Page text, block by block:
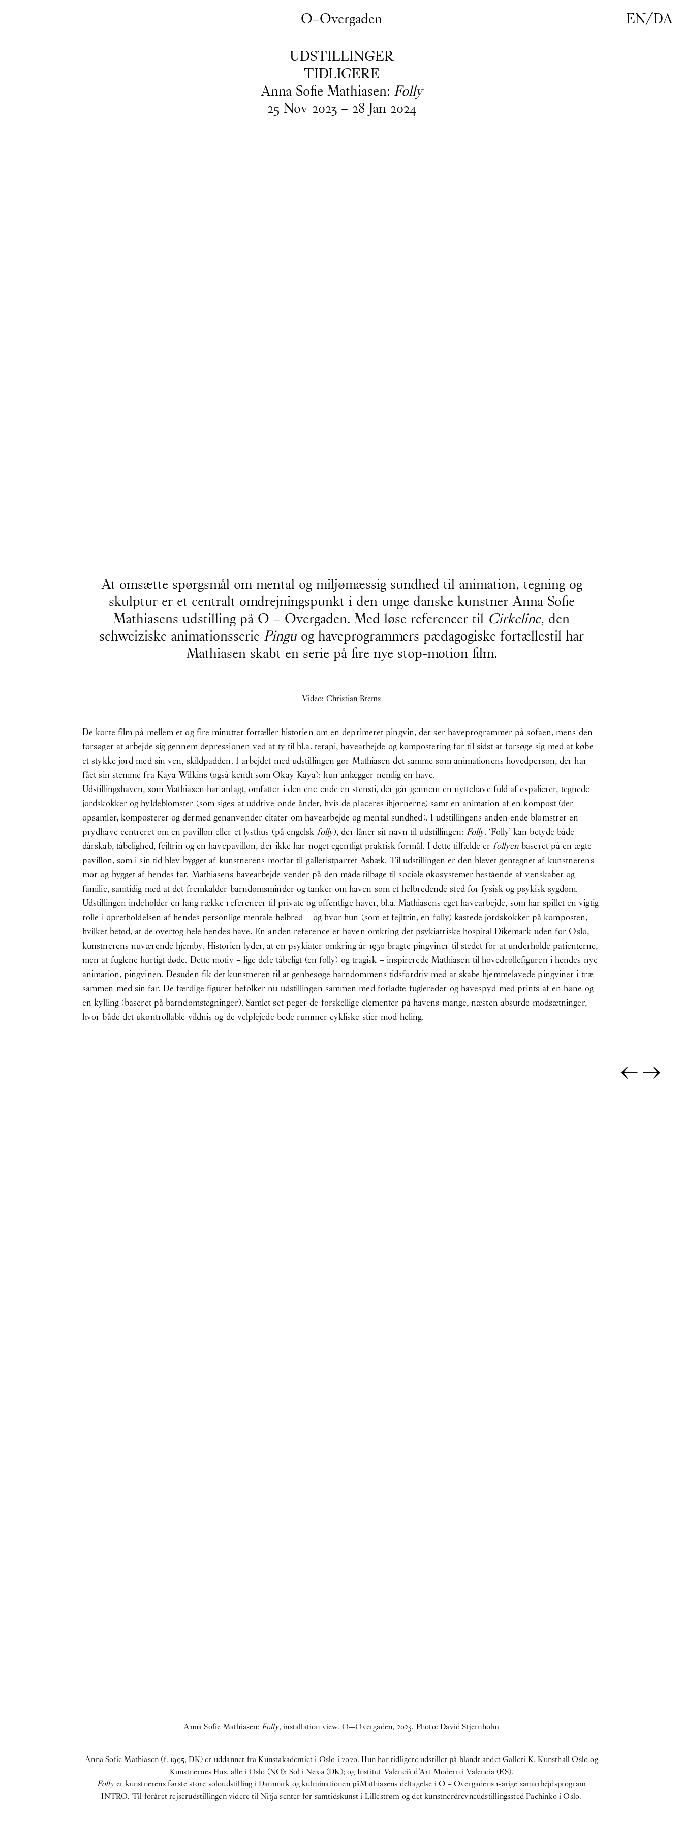
O–Overgaden EN/DA
UDSTILLINGER
TIDLIGERE
Anna Sofie Mathiasen: Folly
25 Nov 2023– 28 Jan 2024
At omsætte spørgsmål om mental og miljømæssig sundhed til animation, tegning og
skulptur er et centralt omdrejningspunkt i den unge danske kunstner Anna Sofie
Mathiasens udstilling på O – Overgaden. Med løse referencer til Cirkeline, den
schweiziske animationsserie Pingu og haveprogrammers pædagogiske fortællestil har
Mathiasen skabt en serie på fire nye stop-motion film.
Video: Christian Brems
De korte film på mellem et og fire minutter fortæller historien om en deprimeret pingvin, der ser haveprogrammer på sofaen, mens den
forsøger at arbejde sig gennem depressionen ved at ty til bl.a. terapi, havearbejde og kompostering for til sidst at forsøge sig med at købe
et stykke jord med sin ven, skildpadden. I arbejdet med udstillingen gør Mathiasen det samme som animationens hovedperson, der har
fået sin stemme fra Kaya Wilkins (også kendt som Okay Kaya): hun anlægger nemlig en have.
Udstillingshaven, som Mathiasen har anlagt, omfatter i den ene ende en stensti, der går gennem en nyttehave fuld af espalierer, tegnede
jordskokker og hyldeblomster (som siges at uddrive onde ånder, hvis de placeres ihjørnerne) samt en animation af en kompost (der
opsamler, komposterer og dermed genanvender citater om havearbejde og mental sundhed). I udstillingens anden ende blomstrer en
prydhave centreret om en pavillon eller et lysthus (på engelsk folly), der låner sit navn til udstillingen: Folly. ‘Folly’ kan betyde både
dårskab, tåbelighed, fejltrin og en havepavillon, der ikke har noget egentligt praktisk formål. I dette tilfælde erfollyenbaseret på en ægte
pavillon, som i sin tid blev bygget af kunstnerens morfar til galleristparret Asbæk. Til udstillingen er den blevet gentegnet af kunstnerens
mor og bygget af hendes far. Mathiasens havearbejde vender på den måde tilbage til sociale økosystemer bestående af venskaber og
familie, samtidig med at det fremkalder barndomsminder og tanker om haven som et helbredende sted for fysisk og psykisk sygdom.
Udstillingen indeholder en lang række referencer til private og offentlige haver, bl.a. Mathiasens eget havearbejde, som har spillet en vigtig
rolle i opretholdelsen af hendes personlige mentale helbred – og hvor hun (som et fejltrin, en folly) kastede jordskokker på komposten,
hvilket betød, at de overtog hele hendes have. En anden reference er haven omkring det psykiatriske hospital Dikemark uden for Oslo,
kunstnerens nuværende hjemby. Historien lyder, at en psykiater omkring år 1930 bragte pingviner til stedet for at underholde patienterne,
men at fuglene hurtigt døde. Dette motiv – lige dele tåbeligt (en folly) og tragisk – inspirerede Mathiasen til hovedrollefiguren i hendes nye
animation, pingvinen. Desuden fik det kunstneren til at genbesøge barndommens tidsfordriv med at skabe hjemmelavede pingviner i træ
sammen med sin far. De færdige figurer befolker nu udstillingen sammen med forladte fuglereder og havespyd med prints af en høne og
en kylling (baseret på barndomstegninger). Samlet set peger de forskellige elementer på havens mange, næsten absurde modsætninger,
hvor både det ukontrollable vildnis og de velplejede bede rummer cykliske stier mod heling.
←→
Anna Sofie Mathiasen: Folly, installation view, O—Overgaden, 2023. Photo: David Stjernholm
Anna Sofie Mathiasen (f. 1995, DK) er uddannet fra Kunstakademiet i Oslo i 2020. Hun har tidligere udstillet på blandt andet Galleri K, Kunsthall Oslo og
Kunstnernes Hus, alle i Oslo (NO); Sol i Nexø (DK); og Institut Valencià d’Art Modern i Valencia (ES).
Follyer kunstnerens første store soloudstilling i Danmark og kulminationen påMathiasens deltagelse i O – Overgadens 1-årige samarbejdsprogram
INTRO. Til foråret rejserudstillingen videre til Nitja senter for samtidskunst i Lillestrøm og det kunstnerdrevneudstillingssted Pachinko i Oslo.